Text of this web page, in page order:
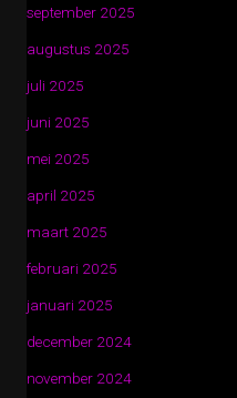
september 2025
augustus 2025
juli 2025
juni 2025
mei 2025
april 2025
maart 2025
februari 2025
januari 2025
december 2024
november 2024